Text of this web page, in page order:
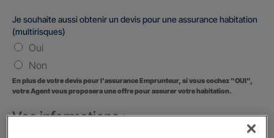
Je souhaite aussi obtenir un devis pour une assurance habitation
(multirisques)
Oui
Non
En plus de votre devis pour l'assurance Emprunteur, si vous cochez "OUI",
votre Agent vous proposera une offre pour assurer votre habitation.
Vos informations :